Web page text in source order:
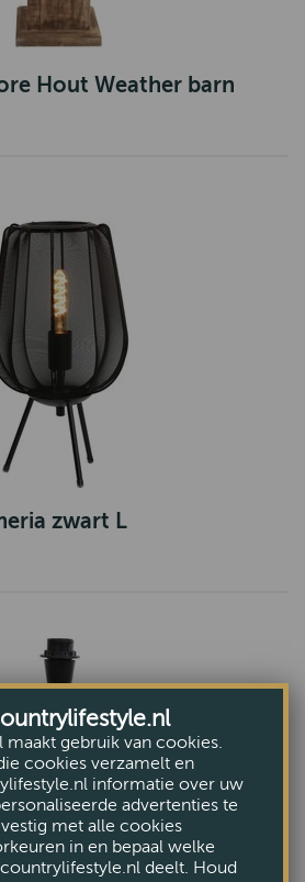
Hout Weather barn
zwart L
gebruik van cookies.
cookies verzamelt en
informatie over uw
advertenties te
met alle cookies
in en bepaal welke
deelt. Houd